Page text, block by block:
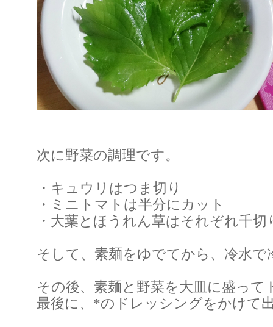
次に野菜の調理です。
・キュウリはつま切り
・ミニトマトは半分にカット
・大葉とほうれん草はそれぞれ千切
そして、素麺をゆでてから、冷水で
その後、素麺と野菜を大皿に盛って
最後に、*のドレッシングをかけて